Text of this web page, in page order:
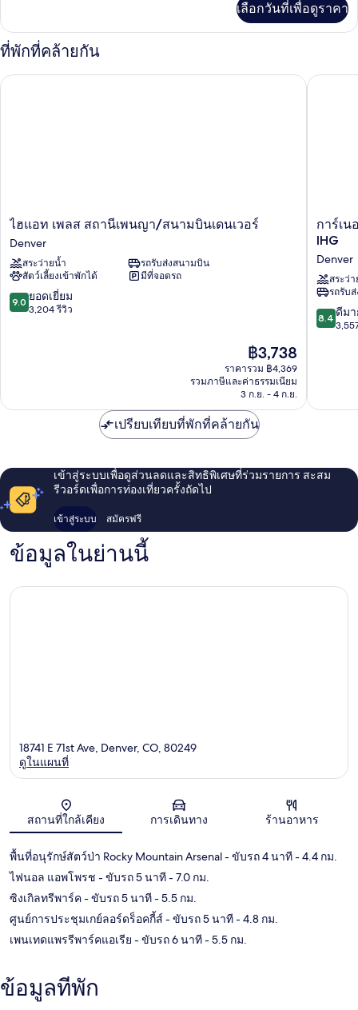
ครัว
เกี่ยว
กับ
ห้อง
สแตนดาร์ด,
ห้อง
เลือกวันที่เพื่อดูราคา
ที่พักที่คล้ายกัน
ไฮ
แอท
เพลส
สถานี
เพนญา/
สนาม
บิน
ไฮแอท เพลส สถานีเพนญา/สนามบินเดนเวอร์
Denver
สระว่ายน้ำ
รถรับส่งสนามบิน
สัตว์เลี้ยงเข้าพักได้
มีที่จอดรถ
9.0
จาก
9.0 ยอดเยี่ยม
3,204 รีวิว
ราคา
ปัจจุบัน
คือ
฿3,738
฿3,738
ราคารวม ฿4,369
รวมภาษีและค่าธรรมเนียม
3 ก.ย. - 4 ก.ย.
ไฮแอท เพลส สถานีเพนญา/สนามบินเดนเวอร์
การ์
เนอ
โรงแรม
เดนเวอร์
แอร์
พอร์ต
เรียว
การ์เน
IHG
Denver
สระว่
รถรับ
8.4
จาก
8.4 ดีม
การ์เนอ
เปรียบเทียบที่พักที่คล้ายกัน
เข้าสู่ระบบเพื่อดูส่วนลดและสิทธิพิเศษที่ร่วมรายการ สะสม
รีวอร์ดเพื่อการท่องเที่ยวครั้งถัดไป
เข้าสู่ระบบ สมัครฟรี
ข้อมูลในย่านนี้
แผนที่
18741 E 71st Ave, Denver, CO, 80249
ดูในแผนที่
สถานที่ใกล้เคียง การเดินทาง ร้านอาหาร
พื้นที่อนุรักษ์สัตว์ป่า Rocky Mountain Arsenal- ขับรถ 4 นาที- 4.4 กม.
ไฟนอล แอพโพรช - ขับรถ 5 นาที- 7.0 กม.
ซิงเกิลทรีพาร์ค- ขับรถ 5 นาที- 5.5 กม.
ศูนย์การประชุมเกย์ลอร์ดร็อคกี้ส์ - ขับรถ 5 นาที- 4.8 กม.
เพนเทดแพรรีพาร์คแอเรีย - ขับรถ 6 นาที- 5.5 กม.
ข้อมูลที่พัก